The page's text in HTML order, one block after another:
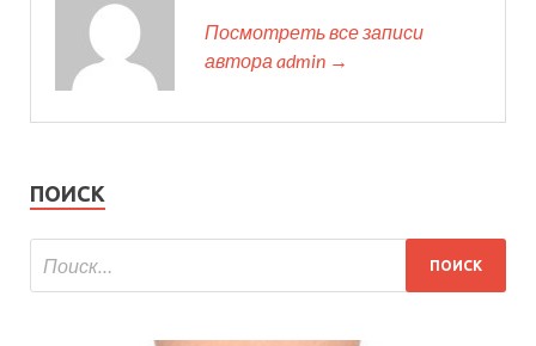
Посмотреть все записи
автора admin →
ПОИСК